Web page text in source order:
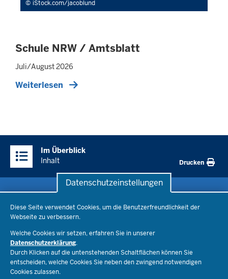
Datenschutzeinstellungen
Diese Seite verwendet Cookies, um die Benutzerfreundlichkeit der
Webseite zu verbessern.
Welche Cookies wir setzen, erfahren Sie in unserer
Datenschutzerklärung.
Durch Klicken auf die untenstehenden Schaltflächen können Sie
entscheiden, welche Cookies Sie neben den zwingend notwendigen
Cookies zulassen.
iStock.com/jacoblund
Schule NRW / Amtsblatt
Juli/August 2026
Weiterlesen
Inhalte
Im Überblick
Inhalt
Drucken
Bildungsthemen
Lehrkräfte
Recht
Schulleben
Ministerium
Ministerin Dorothee Feller
Staatssekretär Dr. Urban Mauer
Presse